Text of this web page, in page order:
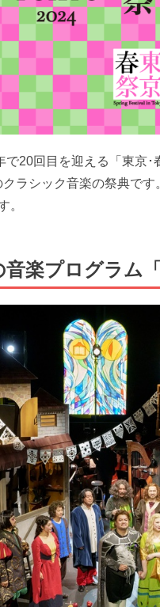
で20回目を迎える「東京
ラシック音楽の祭典で
。
楽プログラム